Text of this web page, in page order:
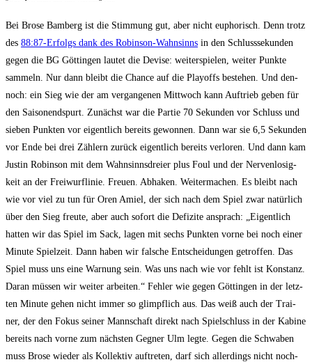
Bei Bro­se Bam­berg ist die Stim­mung gut, aber nicht eupho­risch. Denn trotz
des 88:87-Erfolgs dank des Robin­son-Wahn­sinns in den Schluss­se­kun­den
gegen die BG Göt­tin­gen lau­tet die Devi­se: wei­ter­spie­len, wei­ter Punk­te
sam­meln. Nur dann bleibt die Chan­ce auf die Play­offs bestehen. Und den­
noch: ein Sieg wie der am ver­gan­ge­nen Mitt­woch kann Auf­trieb geben für
den Sai­son­end­spurt. Zunächst war die Par­tie 70 Sekun­den vor Schluss und
sie­ben Punk­ten vor eigent­lich bereits gewon­nen. Dann war sie 6,5 Sekun­den
vor Ende bei drei Zäh­lern zurück eigent­lich bereits ver­lo­ren. Und dann kam
Jus­tin Robin­son mit dem Wahn­sinns­drei­er plus Foul und der Ner­ven­lo­sig­
keit an der Frei­wurf­li­nie. Freu­en. Abha­ken. Wei­ter­ma­chen. Es bleibt nach
wie vor viel zu tun für Oren Amiel, der sich nach dem Spiel zwar natür­lich
über den Sieg freu­te, aber auch sofort die Defi­zi­te ansprach: „Eigent­lich
hat­ten wir das Spiel im Sack, lagen mit sechs Punk­ten vor­ne bei noch einer
Minu­te Spiel­zeit. Dann haben wir fal­sche Ent­schei­dun­gen getrof­fen. Das
Spiel muss uns eine War­nung sein. Was uns nach wie vor fehlt ist Kon­stanz.
Dar­an müs­sen wir wei­ter arbei­ten.“ Feh­ler wie gegen Göt­tin­gen in der letz­
ten Minu­te gehen nicht immer so glimpf­lich aus. Das weiß auch der Trai­
ner, der den Fokus sei­ner Mann­schaft direkt nach Spiel­schluss in der Kabi­ne
bereits nach vor­ne zum nächs­ten Geg­ner Ulm leg­te. Gegen die Schwa­ben
muss Bro­se wie­der als Kol­lek­tiv auf­tre­ten, darf sich aller­dings nicht noch­